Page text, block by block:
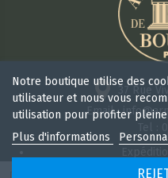
37 Rue
Email :
Notre boutique utilise des
utilisateur et nous vous
utilisation pour profiter
Plus d'informations